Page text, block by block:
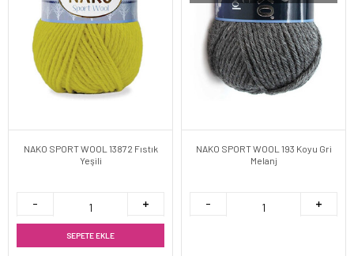
NAKO SPORT WOOL 13872 Fıstık
Yeşili
SEPETE EKLE
NAKO SPORT WOOL 193 Koyu Gri
Melanj